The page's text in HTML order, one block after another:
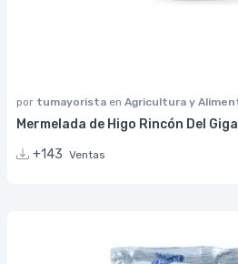
por tumayorista en Agricultura y
Mermelada de Higo Rincón Del
+143 Ventas